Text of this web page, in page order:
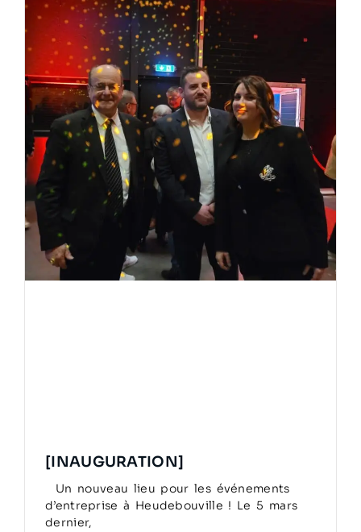
[INAUGURATION]
Un nouveau lieu pour les événements
d’entreprise à Heudebouville ! Le 5 mars
dernier,